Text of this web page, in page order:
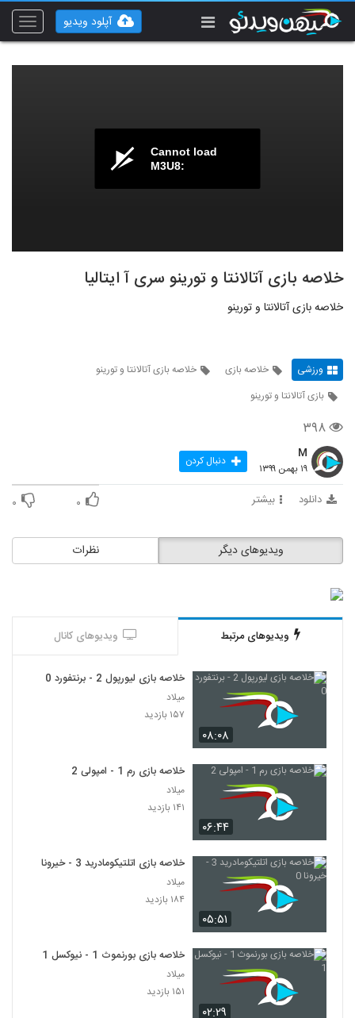
Toggle
آپلود ویدیو
Cannot load
M3U8:
خلاصه بازی آتالانتا و تورینو سری آ ایتالیا
خلاصه بازی آتالانتا و تورینو
ورزشی خلاصه بازی
خلاصه بازی آتالانتا و تورینو
بازی آتالانتا و تورینو
۳۹۸
M
۱۹ بهمن ۱۳۹۹ دنبال کردن
دانلود بیشتر ۰ ۰
نظرات ویدیوهای دیگر
ویدیوهای مرتبط ویدیوهای کانال
۰۸:۰۸
خلاصه بازی لیورپول 2 - برنتفورد 0
میلاد
۱۵۷ بازدید
۰۶:۴۴
خلاصه بازی رم 1 - امپولی 2
میلاد
۱۴۱ بازدید
۰۵:۵۱
خلاصه بازی اتلتیکومادرید 3 - خیرونا 0
میلاد
۱۸۴ بازدید
۰۲:۲۹
خلاصه بازی بورنموث 1 - نیوکسل 1
میلاد
۱۵۱ بازدید